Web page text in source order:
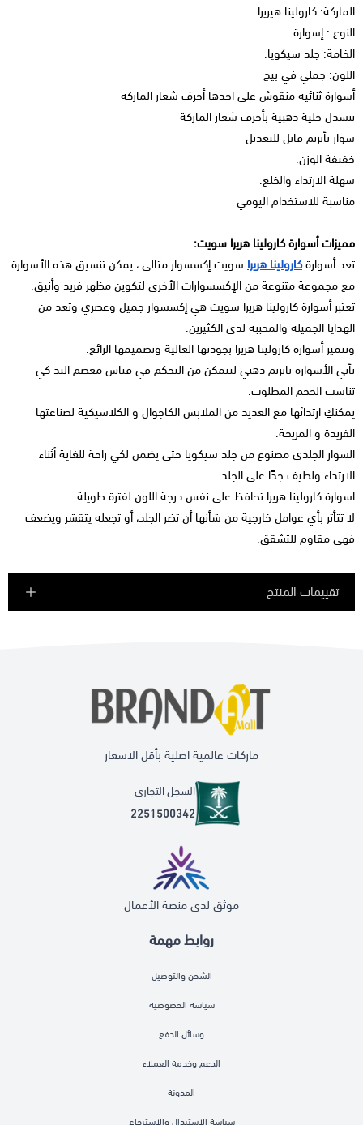
الماركة: كارولينا هيريرا
النوع : إسوارة
الخامة: جلد سيكويا.
اللون: جملي في بيج
أسوارة ثنائية منقوش على احدها أحرف شعار الماركة
تنسدل حلية ذهبية بأحرف شعار الماركة
سوار بأبزيم قابل للتعديل
خفيفة الوزن.
سهلة الارتداء والخلع.
مناسبة للاستخدام اليومي
مميزات أسوارة كارولينا هريرا سويت:
تعد أسوارةكارولينا هريرا سويت إكسسوار مثالي ، يمكن تنسيق هذه الأسوارة
مع مجموعة متنوعة من الإكسسوارات الأخرى لتكوين مظهر فريد وأنيق.
تعتبر أسوارة كارولينا هريرا سويت هي إكسسوار جميل وعصري وتعد من
الهدايا الجميلة والمحببة لدى الكثيرين.
وتتميز أسوارة كارولينا هريرا بجودتها العالية وتصميمها الرائع.
تأتي الأسوارة بابزيم ذهبي لتتمكن من التحكم في قياس معصم اليد كي
تناسب الحجم المطلوب.
يمكنكِ ارتدائها مع العديد من الملابس الكاجوال و الكلاسيكية لصناعتها
الفريدة و المريحة.
السوار الجلدي مصنوع من جلد سيكويا حتى يضمن لكي راحة للغاية أثناء
الارتداء ولطيف جدًا على الجلد
اسوارة كارولينا هريرا تحافظ على نفس درجة اللون لفترة طويلة.
لا تتأثر بأي عوامل خارجية من شأنها أن تضر الجلد، أو تجعله يتقشر ويضعف
فهي مقاوم للتشقق.
تقييمات المنتج
روابط مهمة
الشحن والتوصيل
سياسة الخصوصية
وسائل الدفع
الدعم وخدمة العملاء
المدونة
سياسة الاستبدال والاسترجاع
ماركات عالمية اصلية بأقل الاسعار
السجل التجاري
2251500342
موثق لدى منصة الأعمال